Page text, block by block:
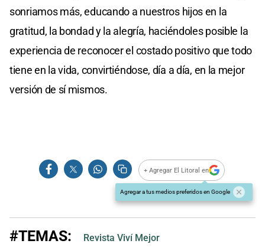
sonriamos más, educando a nuestros hijos en la
gratitud, la bondad y la alegría, haciéndoles posible la
experiencia de reconocer el costado positivo que todo
tiene en la vida, convirtiéndose, día a día, en la mejor
versión de sí mismos.
+ Agregar El Litoral en
Agregar a tus medios preferidos en Google
#TEMAS: Revista Viví Mejor